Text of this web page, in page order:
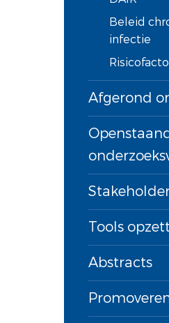
Beleid
infectie
Afgerond
Tools
Abstracts